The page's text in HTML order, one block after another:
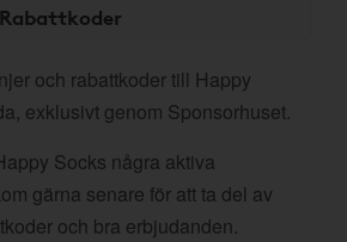
och rabattkoder till Happy
exklusivt genom Sponsorhuset.
Socks några aktiva
gärna senare för att ta del av
och bra erbjudanden.